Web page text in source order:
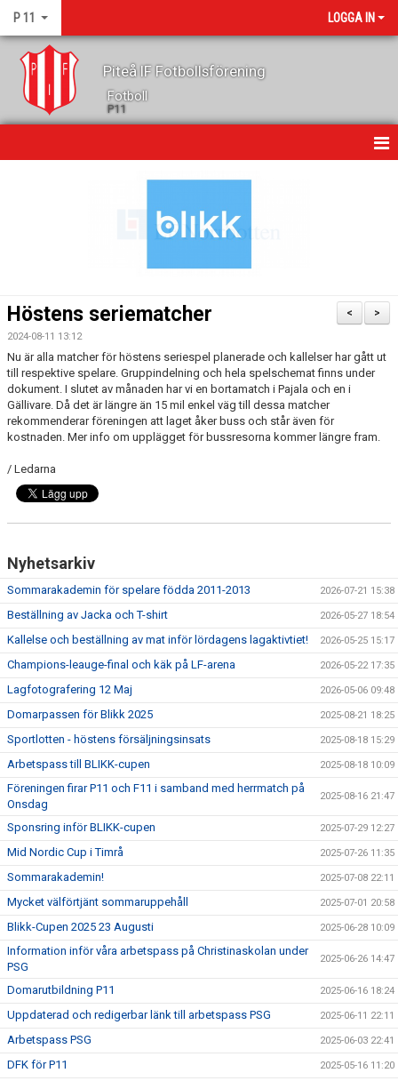
P 11 LOGGA IN
Piteå IF Fotbollsförening
Fotboll
P11
TRUPPEN
GÄSTBOK
DOKUMENT
MEDLEMSKAP
>
<
Höstens seriematcher
2024-08-11 13:12
Nu är alla matcher för höstens seriespel planerade och kallelser har gått ut
till respektive spelare. Gruppindelning och hela spelschemat finns under
dokument. I slutet av månaden har vi en bortamatch i Pajala och en i
Gällivare. Då det är längre än 15 mil enkel väg till dessa matcher
rekommenderar föreningen att laget åker buss och står även för
kostnaden. Mer info om upplägget för bussresorna kommer längre fram.
/ Ledarna
Nyhetsarkiv
Sommarakademin för spelare födda 2011-2013 2026-07-21 15:38
Beställning av Jacka och T-shirt 2026-05-27 18:54
Kallelse och beställning av mat inför lördagens lagaktivtiet! 2026-05-25 15:17
Champions-leauge-final och käk på LF-arena 2026-05-22 17:35
Lagfotografering 12 Maj 2026-05-06 09:48
Domarpassen för Blikk 2025 2025-08-21 18:25
Sportlotten - höstens försäljningsinsats 2025-08-18 15:29
Arbetspass till BLIKK-cupen 2025-08-18 10:09
Föreningen firar P11 och F11 i samband med herrmatch på
Onsdag
2025-08-16 21:47
Sponsring inför BLIKK-cupen 2025-07-29 12:27
Mid Nordic Cup i Timrå 2025-07-26 11:35
Sommarakademin! 2025-07-08 22:11
Mycket välförtjänt sommaruppehåll 2025-07-01 20:58
Blikk-Cupen 2025 23 Augusti 2025-06-28 10:09
Information inför våra arbetspass på Christinaskolan under
PSG
2025-06-26 14:47
Domarutbildning P11 2025-06-16 18:24
Uppdaterad och redigerbar länk till arbetspass PSG 2025-06-11 22:11
Arbetspass PSG 2025-06-03 22:41
DFK för P11 2025-05-16 11:20